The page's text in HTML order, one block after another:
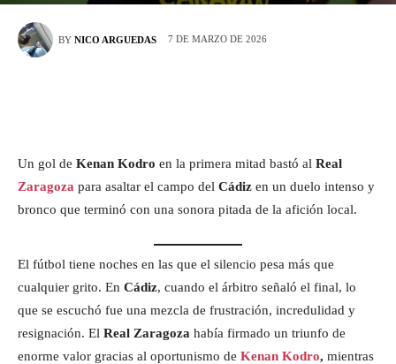
BY NICO ARGUEDAS 7 DE MARZO DE 2026
Un gol de Kenan Kodro en la primera mitad bastó al Real
Zaragoza para asaltar el campo del Cádiz en un duelo intenso y
bronco que terminó con una sonora pitada de la afición local.
El fútbol tiene noches en las que el silencio pesa más que
cualquier grito. En Cádiz, cuando el árbitro señaló el final, lo
que se escuchó fue una mezcla de frustración, incredulidad y
resignación. El Real Zaragoza había firmado un triunfo de
enorme valor gracias al oportunismo de Kenan Kodro, mientras